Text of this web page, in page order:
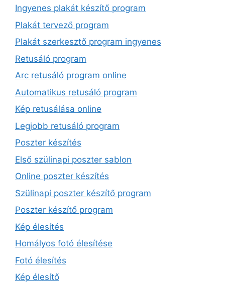
Ingyenes plakát készítő program
Plakát tervező program
Plakát szerkesztő program ingyenes
Retusáló program
Arc retusáló program online
Automatikus retusáló program
Kép retusálása online
Legjobb retusáló program
Poszter készítés
Első szülinapi poszter sablon
Online poszter készítés
Szülinapi poszter készítő program
Poszter készítő program
Kép élesítés
Homályos fotó élesítése
Fotó élesítés
Kép élesítő